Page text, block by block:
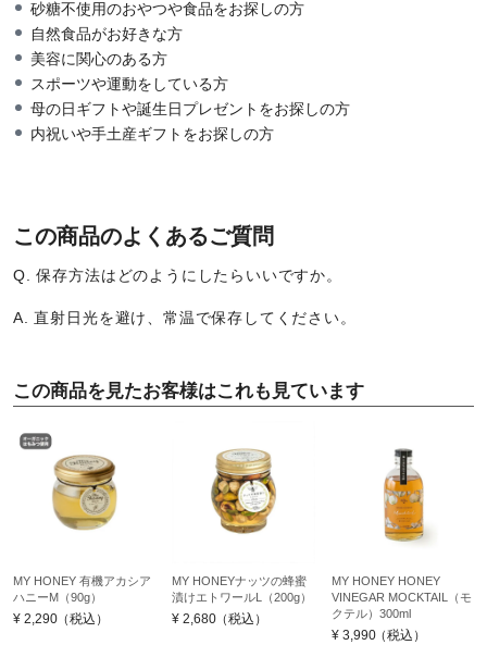
砂糖不使用のおやつや食品をお探しの方
自然食品がお好きな方
美容に関心のある方
スポーツや運動をしている方
母の日ギフトや誕生日プレゼントをお探しの方
内祝いや手土産ギフトをお探しの方
この商品のよくあるご質問
Q. 保存方法はどのようにしたらいいですか。
A. 直射日光を避け、常温で保存してください。
この商品を見たお客様はこれも見ています
MY HONEY 有機アカシア
ハニーM（90g）
¥ 2,290（税込）
MY HONEYナッツの蜂蜜
漬けエトワールL（200g）
¥ 2,680（税込）
MY HONEY HONEY
VINEGAR MOCKTAIL（モ
クテル）300ml
¥ 3,990（税込）